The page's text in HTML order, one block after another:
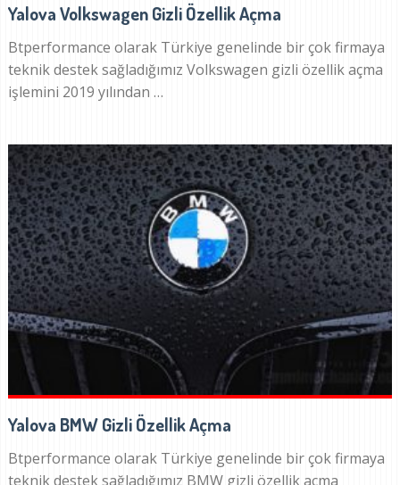
Yalova Volkswagen Gizli Özellik Açma
Btperformance olarak Türkiye genelinde bir çok firmaya
teknik destek sağladığımız Volkswagen gizli özellik açma
işlemini 2019 yılından …
Yalova BMW Gizli Özellik Açma
Btperformance olarak Türkiye genelinde bir çok firmaya
teknik destek sağladığımız BMW gizli özellik açma